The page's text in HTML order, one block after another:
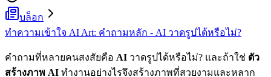
บล็อก
ทำความเข้าใจ AI Art: คำถามหลัก - AI วาดรูปได้หรือไม่?
คำถามที่หลายคนสงสัยคือ AI วาดรูปได้หรือไม่? และถ้าใช่ ตัว
สร้างภาพ AI ทำงานอย่างไรจึงสร้างภาพที่สวยงามและหลาก